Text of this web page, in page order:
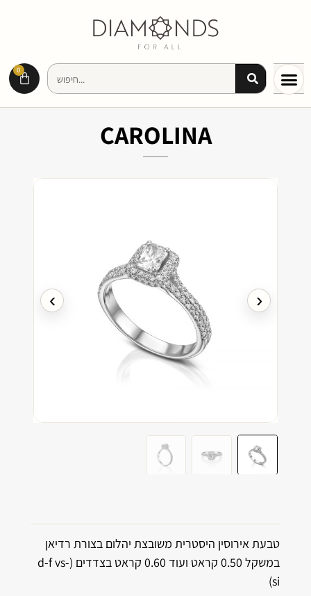
0
CAROLINA
‹
›
טבעת אירוסין היסטרית משובצת יהלום בצורת רדיאן
במשקל 0.50 קראט ועוד 0.60 קראט בצדדים (d-f vs-
si)